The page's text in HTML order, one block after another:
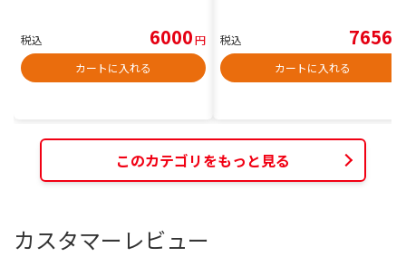
税込 6000円
カートに入れる
税込 7656
カートに入れる
このカテゴリをもっと見る
カスタマーレビュー